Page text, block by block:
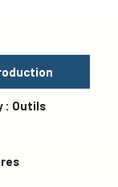
: Outils